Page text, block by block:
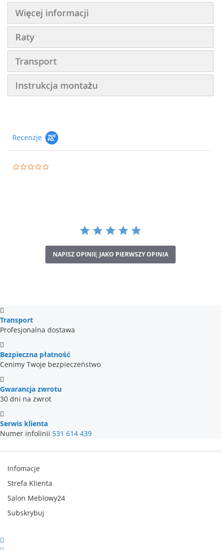
Więcej informacji
Raty
Transport
Instrukcja montażu
Recenzje
NAPISZ OPINIĘ JAKO PIERWSZY OPINIA
Transport
Profesjonalna dostawa
Bezpieczna płatność
Cenimy Twoje bezpieczeństwo
Gwarancja zwrotu
30 dni na zwrot
Serwis klienta
Numer infolinii 531 614 439
Infomacje
Strefa Klienta
Salon Meblowy24
Subskrybuj